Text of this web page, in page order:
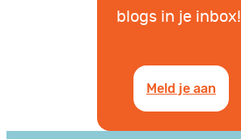
blogs in je inbox!
Meld je aan